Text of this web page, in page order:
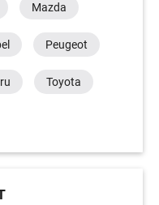
Mazda
Peugeot
Toyota